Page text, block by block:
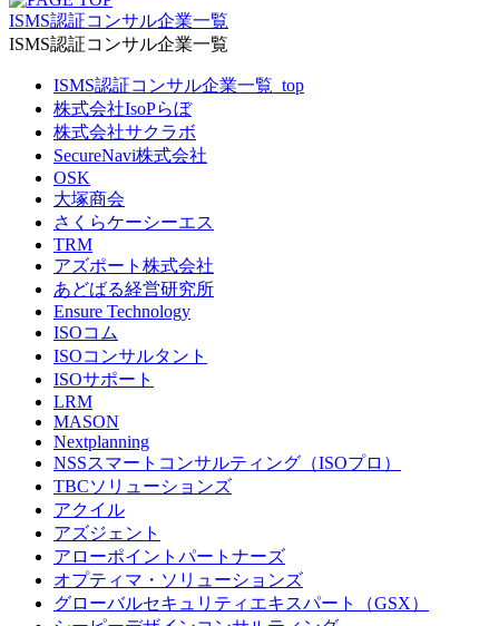
ISMS認証コンサル企業一覧
ISMS認証コンサル企業一覧
ISMS認証コンサル企業一覧_top
株式会社IsoPらぼ
株式会社サクラボ
SecureNavi株式会社
OSK
大塚商会
さくらケーシーエス
TRM
アズポート株式会社
あどばる経営研究所
Ensure Technology
ISOコム
ISOコンサルタント
ISOサポート
LRM
MASON
Nextplanning
NSSスマートコンサルティング（ISOプロ）
TBCソリューションズ
アクイル
アズジェント
アローポイントパートナーズ
オプティマ・ソリューションズ
グローバルセキュリティエキスパート（GSX）